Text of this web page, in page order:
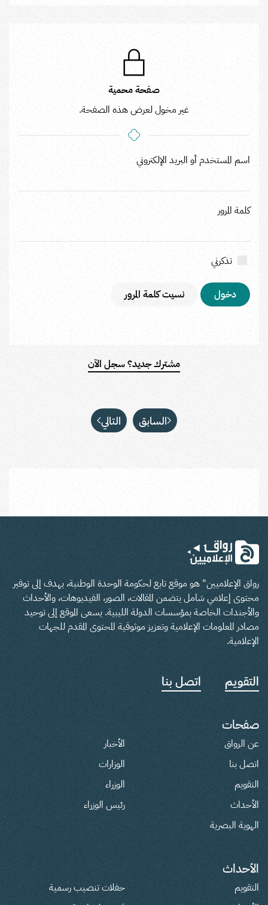
صفحة محمية
غير مخول لعرض هذه الصفحة.
اسم المستخدم أو البريد الإلكتروني
كلمة المرور
تذكرني
نسيت كلمة المرور
مشترك جديد؟ سجل الآن
السابق التالي
رواق الإعلاميين" هو موقع تابع لحكومة الوحدة الوطنية، يهدف إلى توفير
محتوى إعلامي شامل يتضمن المقالات، الصور، الفيديوهات، والأحداث
والأجندات الخاصة بمؤسسات الدولة الليبية. يسعى الموقع إلى توحيد
مصادر المعلومات الإعلامية وتعزيز موثوقية المحتوى المقدم للجهات
الإعلامية.
التقويم اتصل بنا
صفحات
عن الرواق
اتصل بنا
التقويم
الأحداث
الهوية البصرية
الأخبار
الوزارات
الوزراء
رئيس الوزراء
الأحداث
التقويم
حفلات تنصيب رسمية